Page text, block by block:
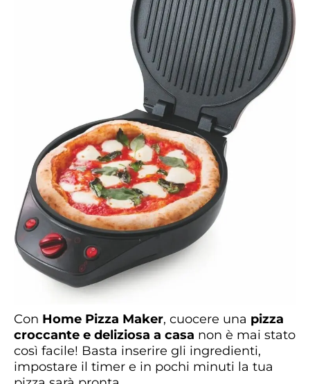
Con Home Pizza Maker, cuocere una pizza
croccante e deliziosa a casa non è mai stato
così facile! Basta inserire gli ingredienti,
impostare il timer e in pochi minuti la tua